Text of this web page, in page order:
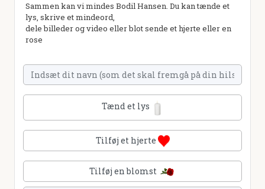
Sammen kan vi mindes Bodil Hansen. Du kan tænde et
lys, skrive et mindeord,
dele billeder og video eller blot sende et hjerte eller en
rose
Tænd et lys
Tilføj et hjerte
Tilføj en blomst